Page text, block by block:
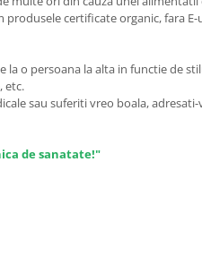
certificate organic, fara E-
la o persoana la alta in functie de
etc.
sau suferiti vreo boala, adresati-
de sanatate!"